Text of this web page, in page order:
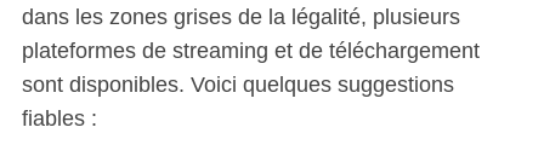
dans les zones grises de la légalité, plusieurs
plateformes de streaming et de téléchargement
sont disponibles. Voici quelques suggestions
fiables :